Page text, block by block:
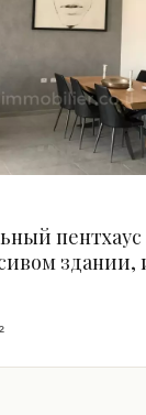
пентхаус
здании,
на море,
тихое
большой,
к